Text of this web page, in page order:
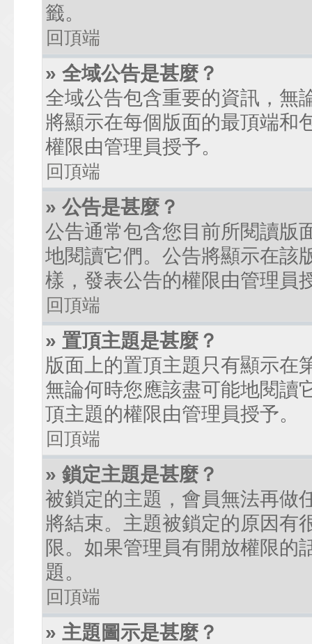
籤。
回頂端
» 全域公告是甚麼？
全域公告包含重要的資訊，無
將顯示在每個版面的最頂端和
權限由管理員授予。
回頂端
» 公告是甚麼？
公告通常包含您目前所閱讀版
地閱讀它們。公告將顯示在該
樣，發表公告的權限由管理員
回頂端
» 置頂主題是甚麼？
版面上的置頂主題只有顯示在
無論何時您應該盡可能地閱讀
頂主題的權限由管理員授予。
回頂端
» 鎖定主題是甚麼？
被鎖定的主題，會員無法再做
將結束。主題被鎖定的原因有
限。如果管理員有開放權限的
題。
回頂端
» 主題圖示是甚麼？